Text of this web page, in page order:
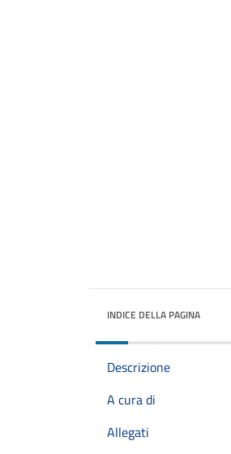
INDICE DELLA PAGINA
Descrizione
A cura di
Allegati